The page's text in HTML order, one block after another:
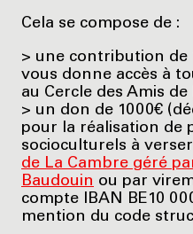
Cela se compose de :
> une contribution de
vous donne accès à
au Cercle des Amis
> un don de 1000€
pour la réalisation de
socioculturels à verser
de La Cambre géré
Baudouin ou par
compte IBAN BE10
mention du code